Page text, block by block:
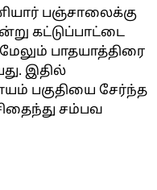
பஞ்சாலைக்கு
கட்டுப்பாட்டை
பாதயாத்திரை
இதில்
பகுதியை சேர்ந்த
சம்பவ